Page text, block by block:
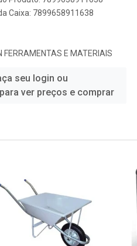
Caixa: 7899658911638
FERRAMENTAS E MATERIAIS
seu login ou
ver preços e comprar